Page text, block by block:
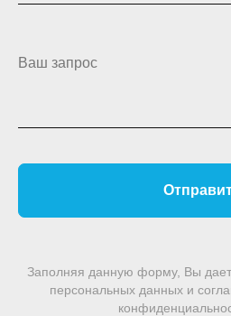
Ваш запрос
Заполняя данную форму, Вы
персональных данных и